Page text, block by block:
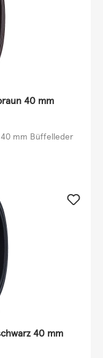
40 mm
40 mm Büffelleder
40 mm